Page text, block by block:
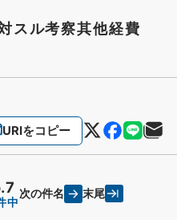
スル考察其他経費
URIをコピー
中
次の件名 末尾